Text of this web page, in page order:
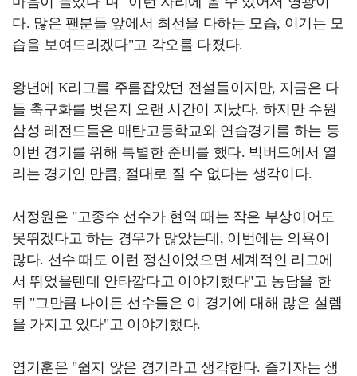
다. 많은 팬분들 앞에서 최선을 다하는 모습, 이기는 모
습을 보여드리겠다"고 각오를 다졌다.
왕년에 K리그를 주름잡았던 전설들이지만, 지금은 다
들 축구화를 벗은지 오랜 시간이 지났다. 하지만 수원
삼성 레전드들은 매탄고등학교와 연습경기를 하는 등
이번 경기를 위해 특별한 준비를 했다. 빅버드에서 열
리는 경기인 만큼, 절대로 질 수 없다는 생각이다.
서정원은 "고종수 선수가 현역 때는 작은 부상이어도
못뛰겠다고 하는 경우가 많았는데, 이번에는 의욕이
많다. 선수 때도 이런 정신이었으면 세계적인 리그에
서 뛰었을텐데 안타깝다고 이야기했다"고 농담을 한
뒤 "그만큼 나이든 선수들은 이 경기에 대해 많은 설렘
을 가지고 있다"고 이야기했다.
염기훈은 "쉽지 않은 경기라고 생각한다. 즐기자는 생